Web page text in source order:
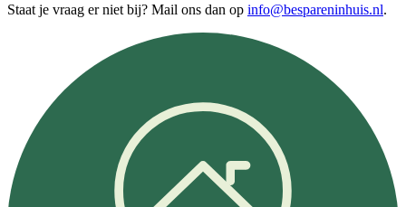
Staat je vraag er niet bij? Mail ons dan op info@bespareninhuis.nl.